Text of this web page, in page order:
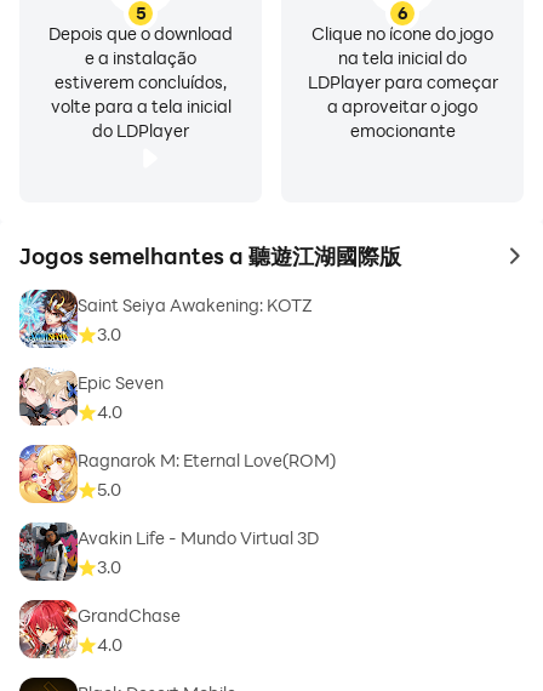
5
Depois que o download
e a instalação
estiverem concluídos,
volte para a tela inicial
do LDPlayer
6
Clique no ícone do jogo
na tela inicial do
LDPlayer para começar
a aproveitar o jogo
emocionante
Jogos semelhantes a 聽遊江湖國際版 to
Saint Seiya Awakening: KOTZ
3.0
Epic Seven
4.0
Ragnarok M: Eternal Love(ROM)
5.0
Avakin Life - Mundo Virtual 3D
3.0
GrandChase
4.0